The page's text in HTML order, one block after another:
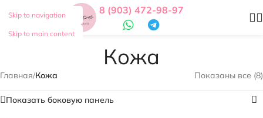
Skip to navigation
Skip to main content
8 (903) 472-98-97
Кожа
Главная/Кожа Показаны все (8)
Показать боковую панель